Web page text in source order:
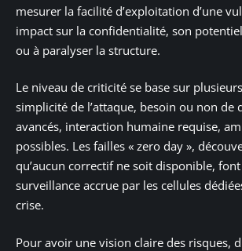
mesurer la facilité d’exploitation d’une
impact sur la confidentialité, son
ou à paralyser la structure.
Le niveau de criticité se base sur
simplicité de l’attaque, besoin ou non de
avancés, interaction humaine requise,
possibles. Les failles « zero day »,
qu’aucun correctif ne soit disponible, font
surveillance accrue par les cellules
crise.
Pour avoir une vision claire des risques,